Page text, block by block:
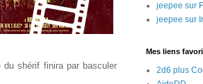
du shérif finira par basculer
jeepee sur
jeepee sur
Mes liens
2d6 plus